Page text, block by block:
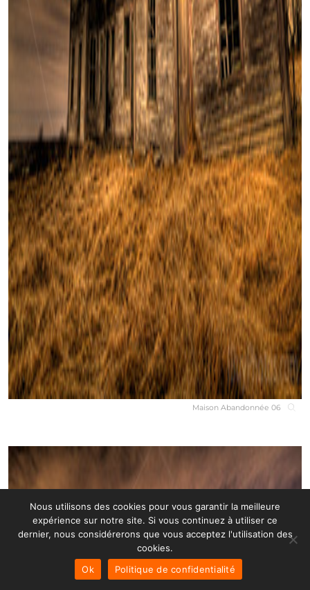
Maison Abandonnée 06
Nous utilisons des cookies pour vous garantir la meilleure
expérience sur notre site. Si vous continuez à utiliser ce
dernier, nous considérerons que vous acceptez l'utilisation des
cookies.
Ok
Politique de confidentialité